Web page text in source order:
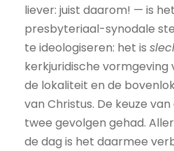
liever: juist daarom! — is
presbyteriaal-synodale
te ideologiseren: het is
kerkjuridische vormgeving
de lokaliteit en de
van Christus. De keuze
twee gevolgen gehad.
de dag is het daarmee